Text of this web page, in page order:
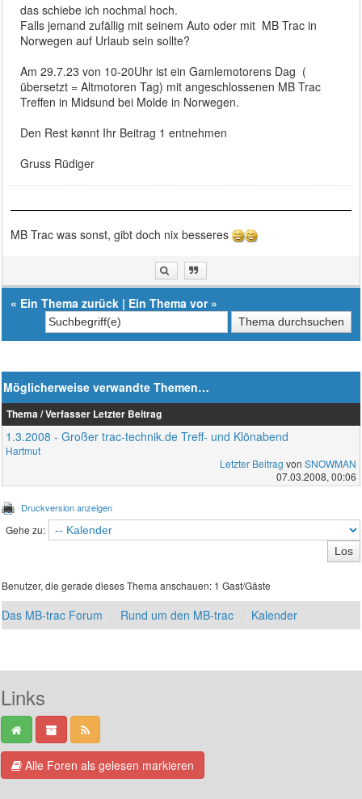
das schiebe ich nochmal hoch.
Falls jemand zufällig mit seinem Auto oder mit MB Trac in
Norwegen auf Urlaub sein sollte?
Am 29.7.23 von 10-20Uhr ist ein Gamlemotorens Dag (
übersetzt = Altmotoren Tag) mit angeschlossenen MB Trac
Treffen in Midsund bei Molde in Norwegen.
Den Rest kønnt Ihr Beitrag 1 entnehmen
Gruss Rüdiger
MB Trac was sonst, gibt doch nix besseres
« Ein Thema zurück | Ein Thema vor»
Möglicherweise verwandte Themen…
Thema / Verfasser Letzter Beitrag
1.3.2008 - Großer trac-technik.de Treff- und Klönabend
Hartmut
Letzter Beitrag von SNOWMAN
07.03.2008, 00:06
Druckversion anzeigen
Gehe zu:
Benutzer, die gerade dieses Thema anschauen: 1 Gast/Gäste
Das MB-trac Forum Rund um den MB-trac Kalender
Links
Alle Foren als gelesen markieren